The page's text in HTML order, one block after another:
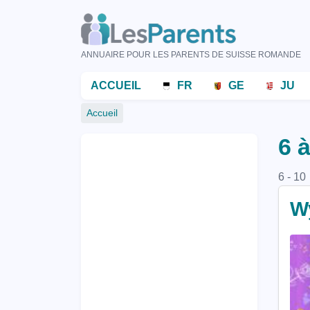
ANNUAIRE POUR LES PARENTS DE SUISSE ROMANDE
Menu
principal
ACCUEIL FR GE JU
Fil
Accueil
6
6 - 10